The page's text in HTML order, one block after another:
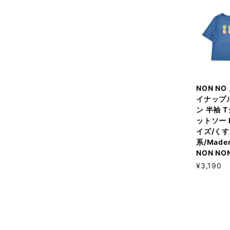
NON NO
イナップ
ン 半袖 T
ットソ
イズ/く
系/
NON
¥3,190